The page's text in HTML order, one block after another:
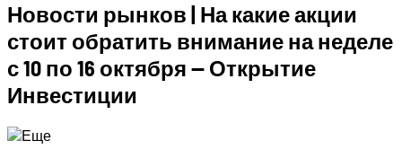
Новости рынков | На какие акции
стоит обратить внимание на неделе
с 10 по 16 октября — Открытие
Инвестиции